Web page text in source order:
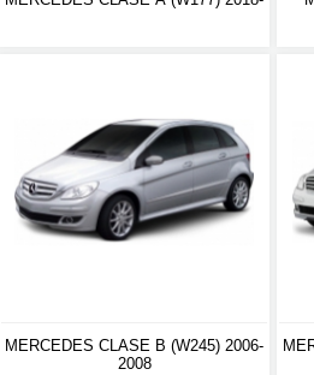
MERCEDES CLASE B (W245) 2006-
2008